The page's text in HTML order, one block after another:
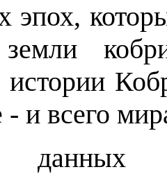
эпох,
истории
- и всего